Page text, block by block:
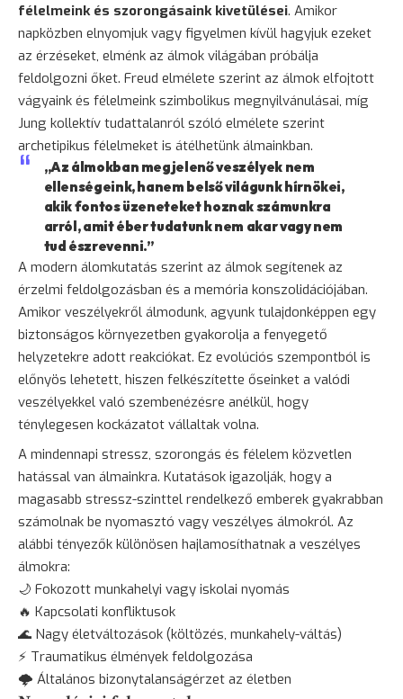
félelmeink és szorongásaink kivetülései. Amikor
napközben elnyomjuk vagy figyelmen kívül hagyjuk ezeket
az érzéseket, elménk az álmok világában próbálja
feldolgozni őket. Freud elmélete szerint az álmok elfojtott
vágyaink és félelmeink szimbolikus megnyilvánulásai, míg
Jung kollektív tudattalanról szóló elmélete szerint
archetipikus félelmeket is átélhetünk álmainkban.
„Az álmokban megjelenő veszélyek nem
ellenségeink, hanem belső világunk hírnökei,
akik fontos üzeneteket hoznak számunkra
arról, amit éber tudatunk nem akar vagy nem
tud észrevenni.”
A modern álomkutatás szerint az álmok segítenek az
érzelmi feldolgozásban és a memória konszolidációjában.
Amikor veszélyekről álmodunk, agyunk tulajdonképpen egy
biztonságos környezetben gyakorolja a fenyegető
helyzetekre adott reakciókat. Ez evolúciós szempontból is
előnyös lehetett, hiszen felkészítette őseinket a valódi
veszélyekkel való szembenézésre anélkül, hogy
ténylegesen kockázatot vállaltak volna.
A mindennapi stressz, szorongás és félelem közvetlen
hatással van álmainkra. Kutatások igazolják, hogy a
magasabb stressz-szinttel rendelkező emberek gyakrabban
számolnak be nyomasztó vagy veszélyes álmokról. Az
alábbi tényezők különösen hajlamosíthatnak a veszélyes
álmokra:
🌙 Fokozott munkahelyi vagy iskolai nyomás
🔥 Kapcsolati konfliktusok
🌊 Nagy életváltozások (költözés, munkahely-váltás)
⚡ Traumatikus élmények feldolgozása
🌩️ Általános bizonytalanságérzet az életben